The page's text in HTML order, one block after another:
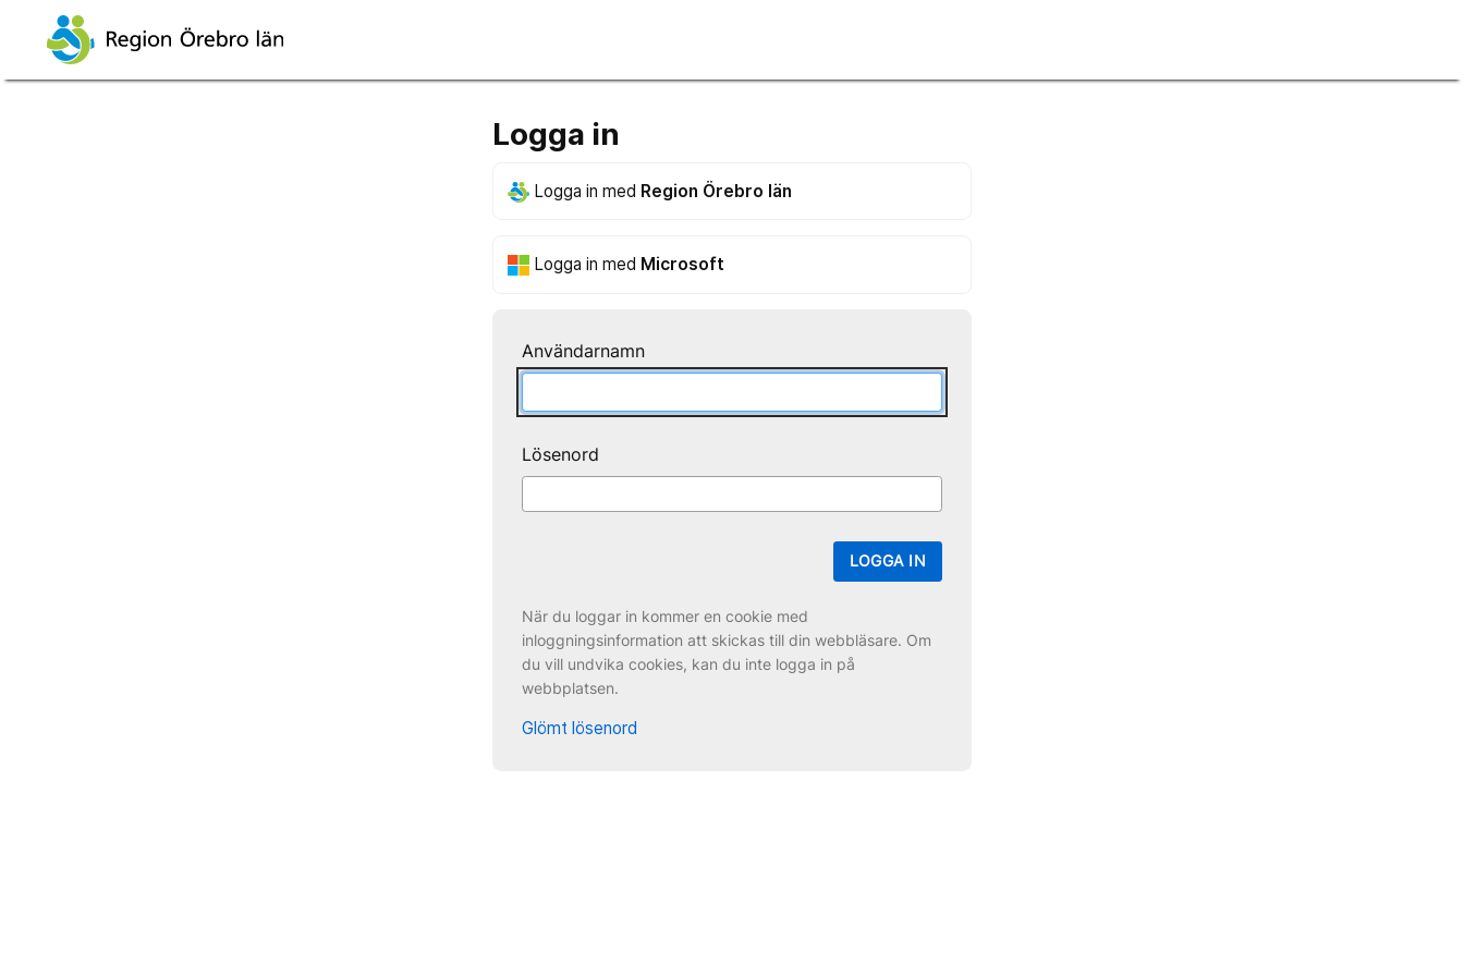
Logga in
Logga in med Region Örebro län
Logga in med Microsoft
Användarnamn
Lösenord
LOGGA IN
När du loggar in kommer en cookie med
inloggningsinformation att skickas till din webbläsare. Om
du vill undvika cookies, kan du inte logga in på
webbplatsen.
Glömt lösenord